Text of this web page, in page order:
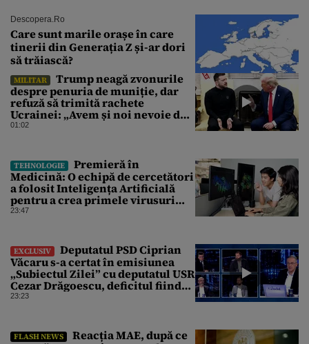
Descopera.ro
Care sunt marile orașe în care
tinerii din Generația Z și-ar dori
să trăiască?
MILITAR
Trump neagă zvonurile
despre penuria de muniție, dar
refuză să trimită rachete
Ucrainei: „Avem și noi nevoie de
rachete”
01:02
TEHNOLOGIE
Premieră în
Medicină: O echipă de cercetători
a folosit Inteligența Artificială
pentru a crea primele virusuri
sintetice la tratarea de E.coli
23:47
EXCLUSIV
Deputatul PSD Ciprian
Văcaru s-a certat în emisiunea
„Subiectul Zilei” cu deputatul USR
Cezar Drăgoescu, deficitul fiind
motivul scandalului
23:23
FLASH NEWS
Reacția MAE, după ce